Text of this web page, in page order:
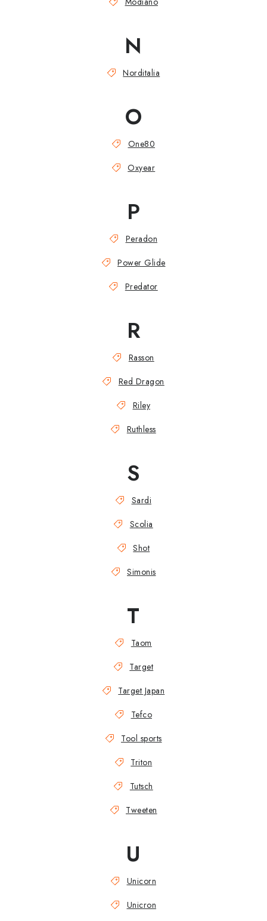
N
Norditalia
O
One80
Oxyear
P
Peradon
Power Glide
Predator
R
Rasson
Red Dragon
Riley
Ruthless
S
Sardi
Scolia
Shot
Simonis
T
Taom
Target
Target Japan
Tefco
Tool sports
Triton
Tutsch
Tweeten
U
Unicorn
Unicron